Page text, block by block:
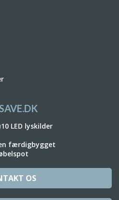
LED lyskilder
færdigbygget
OS